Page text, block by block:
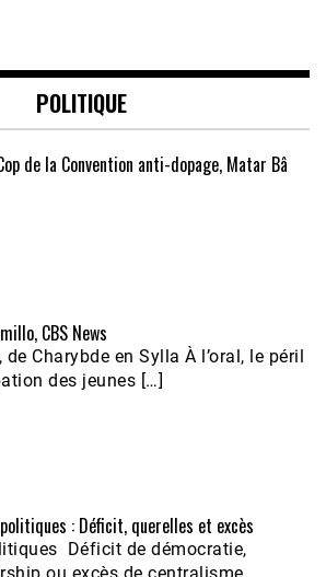
POLITIQUE
de la Convention anti-dopage, Matar Bâ
CBS News
Charybde en Sylla À l’oral, le péril
des jeunes […]
: Déficit, querelles et excès
Déficit de démocratie,